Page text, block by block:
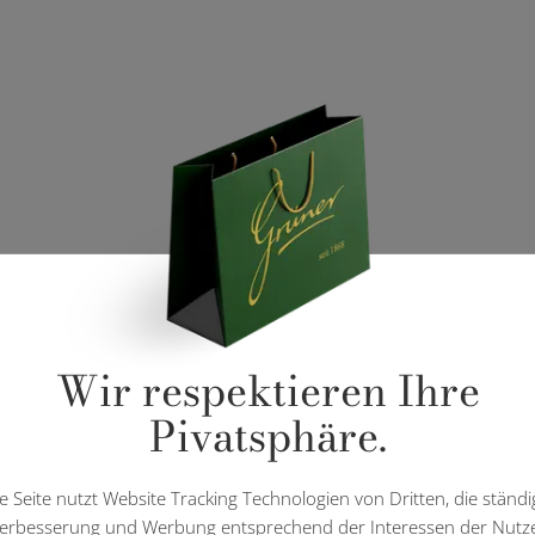
Wir respektieren Ihre
Pivatsphäre.
Seite nutzt Website Tracking Technologien von Dritten, die
und Werbung entsprechend der Interessen der